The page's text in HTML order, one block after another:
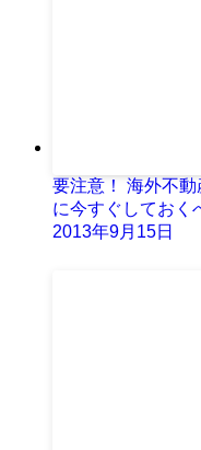
要注意！ 海外不
に今すぐしておく
2013年9月15日